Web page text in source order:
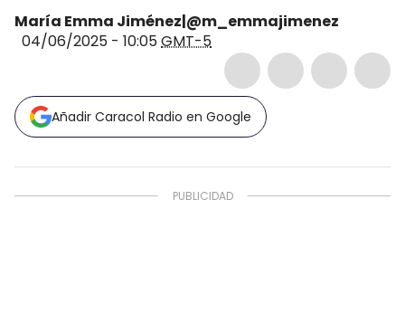
María Emma Jiménez|@m_emmajimenez
04/06/2025 - 10:05GMT-5
Añadir Caracol Radio en Google